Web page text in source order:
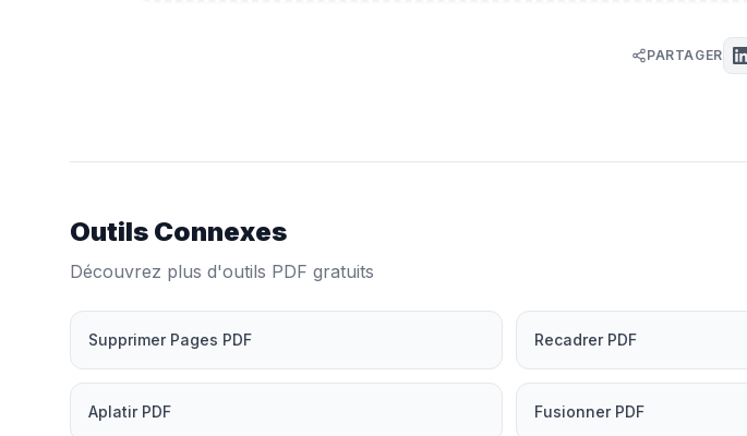
PARTAGER
Outils Connexes
Découvrez plus d'outils PDF gratuits
Supprimer Pages PDF Recadrer PDF
Aplatir PDF Fusionner PDF